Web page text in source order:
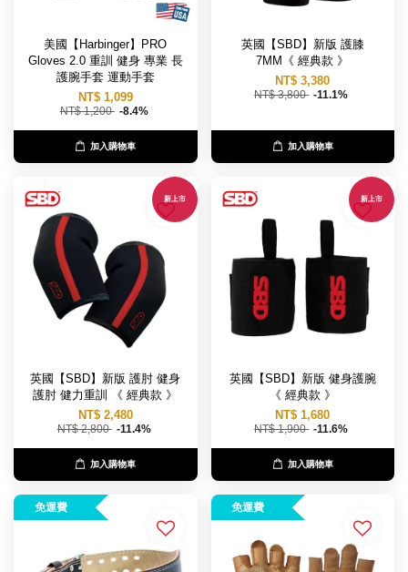
美國【Harbinger】PRO
Gloves 2.0 重訓 健身 專業 長
護腕手套 運動手套
NT$ 1,099
NT$ 1,200 -8.4%
加入購物車
英國【SBD】新版 護膝
7MM《 經典款 》
NT$ 3,380
NT$ 3,800 -11.1%
加入購物車
新上市
英國【SBD】新版 護肘 健身
護肘 健力重訓 《 經典款 》
NT$ 2,480
NT$ 2,800 -11.4%
加入購物車
新上市
英國【SBD】新版 健身護腕
《 經典款 》
NT$ 1,680
NT$ 1,900 -11.6%
加入購物車
免運費 免運費